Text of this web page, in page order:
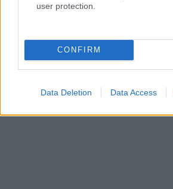
user protection.
CONFIRM
Data Deletion Data Access
NÉPSZERŰ